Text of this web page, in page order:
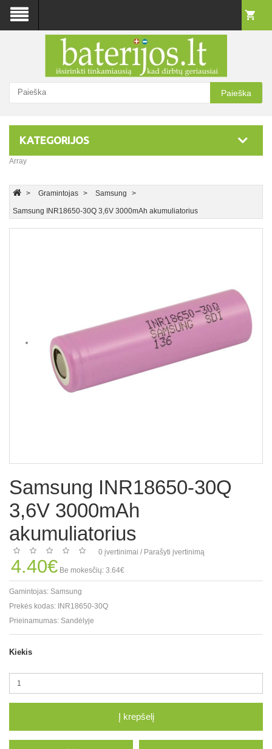
Paieška
KATEGORIJOS
Array
Gramintojas Samsung
Samsung INR18650-30Q 3,6V 3000mAh akumuliatorius
Samsung INR18650-30Q
3,6V 3000mAh
akumuliatorius
0 įvertinimai / Parašyti įvertinimą
4.40€ Be mokesčių: 3.64€
Gamintojas: Samsung
Prekės kodas: INR18650-30Q
Prieinamumas: Sandėlyje
Kiekis
Į krepšelį